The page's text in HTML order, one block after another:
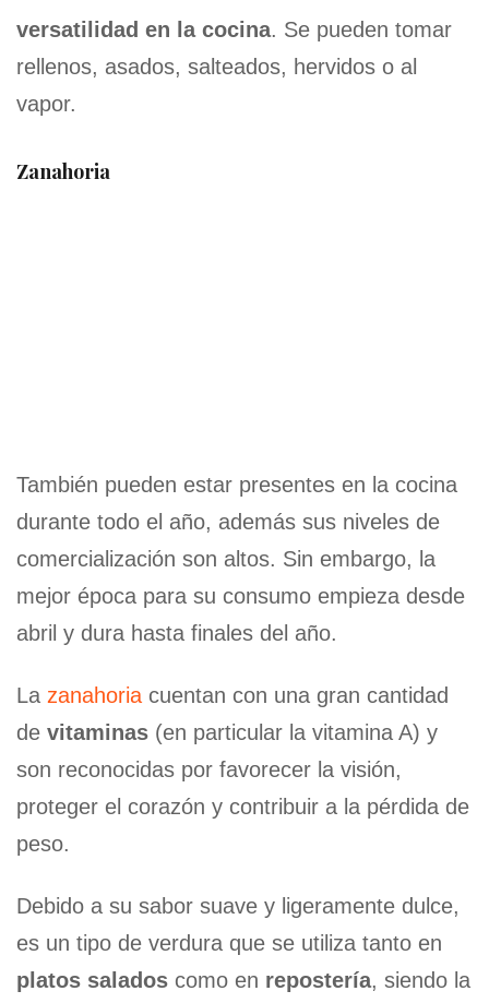
versatilidad en la cocina. Se pueden tomar
rellenos, asados, salteados, hervidos o al
vapor.
Zanahoria
También pueden estar presentes en la cocina
durante todo el año, además sus niveles de
comercialización son altos. Sin embargo, la
mejor época para su consumo empieza desde
abril y dura hasta finales del año.
La zanahoria cuentan con una gran cantidad
de vitaminas (en particular la vitamina A) y
son reconocidas por favorecer la visión,
proteger el corazón y contribuir a la pérdida de
peso.
Debido a su sabor suave y ligeramente dulce,
es un tipo de verdura que se utiliza tanto en
platos salados como en repostería, siendo la